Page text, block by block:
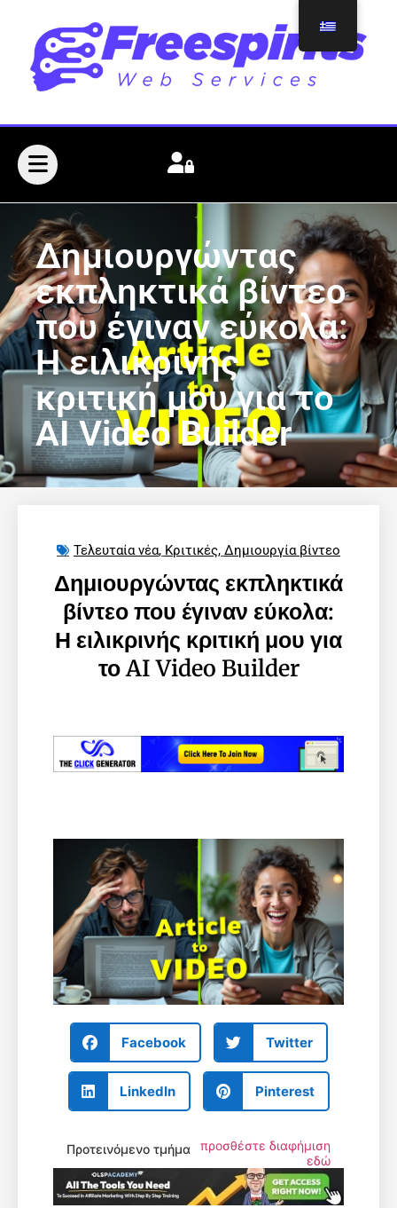
Δημιουργώντας
εκπληκτικά βίντεο
που έγιναν εύκολα:
Η ειλικρινής
κριτική μου για το
AI Video Builder
Τελευταία νέα, Κριτικές, Δημιουργία βίντεο
Δημιουργώντας εκπληκτικά
βίντεο που έγιναν εύκολα:
Η ειλικρινής κριτική μου για
το AI Video Builder
Facebook Twitter
LinkedIn Pinterest
Προτεινόμενο τμήμα
προσθέστε διαφήμιση
εδώ